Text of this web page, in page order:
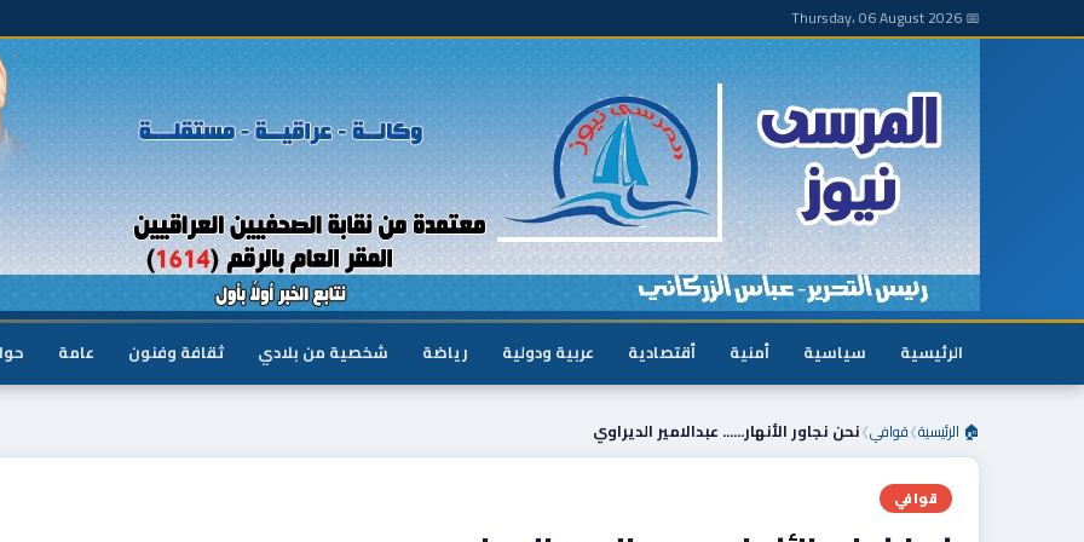
📅 Thursday، 06 August 2026
الرئيسية سياسية أمنية أقتصادية عربية ودولية رياضة شخصية من بلادي ثقافة وفنون عامة
🏠 الرئيسية❯قوافي❯نحن نجاور الأنهار...... عبدالامير الديراوي
قوافي